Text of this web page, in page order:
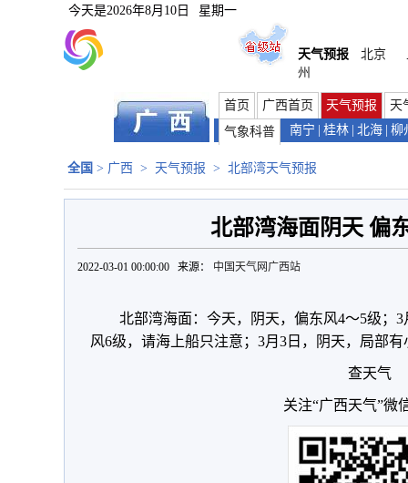
今天是2026年8月10日 星期一
天气预报 北京
州
首页 广西首页 天气预报
天
气象科普
南宁 桂林 北海 柳
全国 > 广西 > 天气预报 > 北部湾天气预报
北部湾海面阴天 偏
2022-03-01 00:00:00 来源： 中国天气网广西站
北部湾海面：今天，阴天，偏东风4～5级；
风6级，请海上船只注意；3月3日，阴天，局部
查天气
关注“广西天气”微